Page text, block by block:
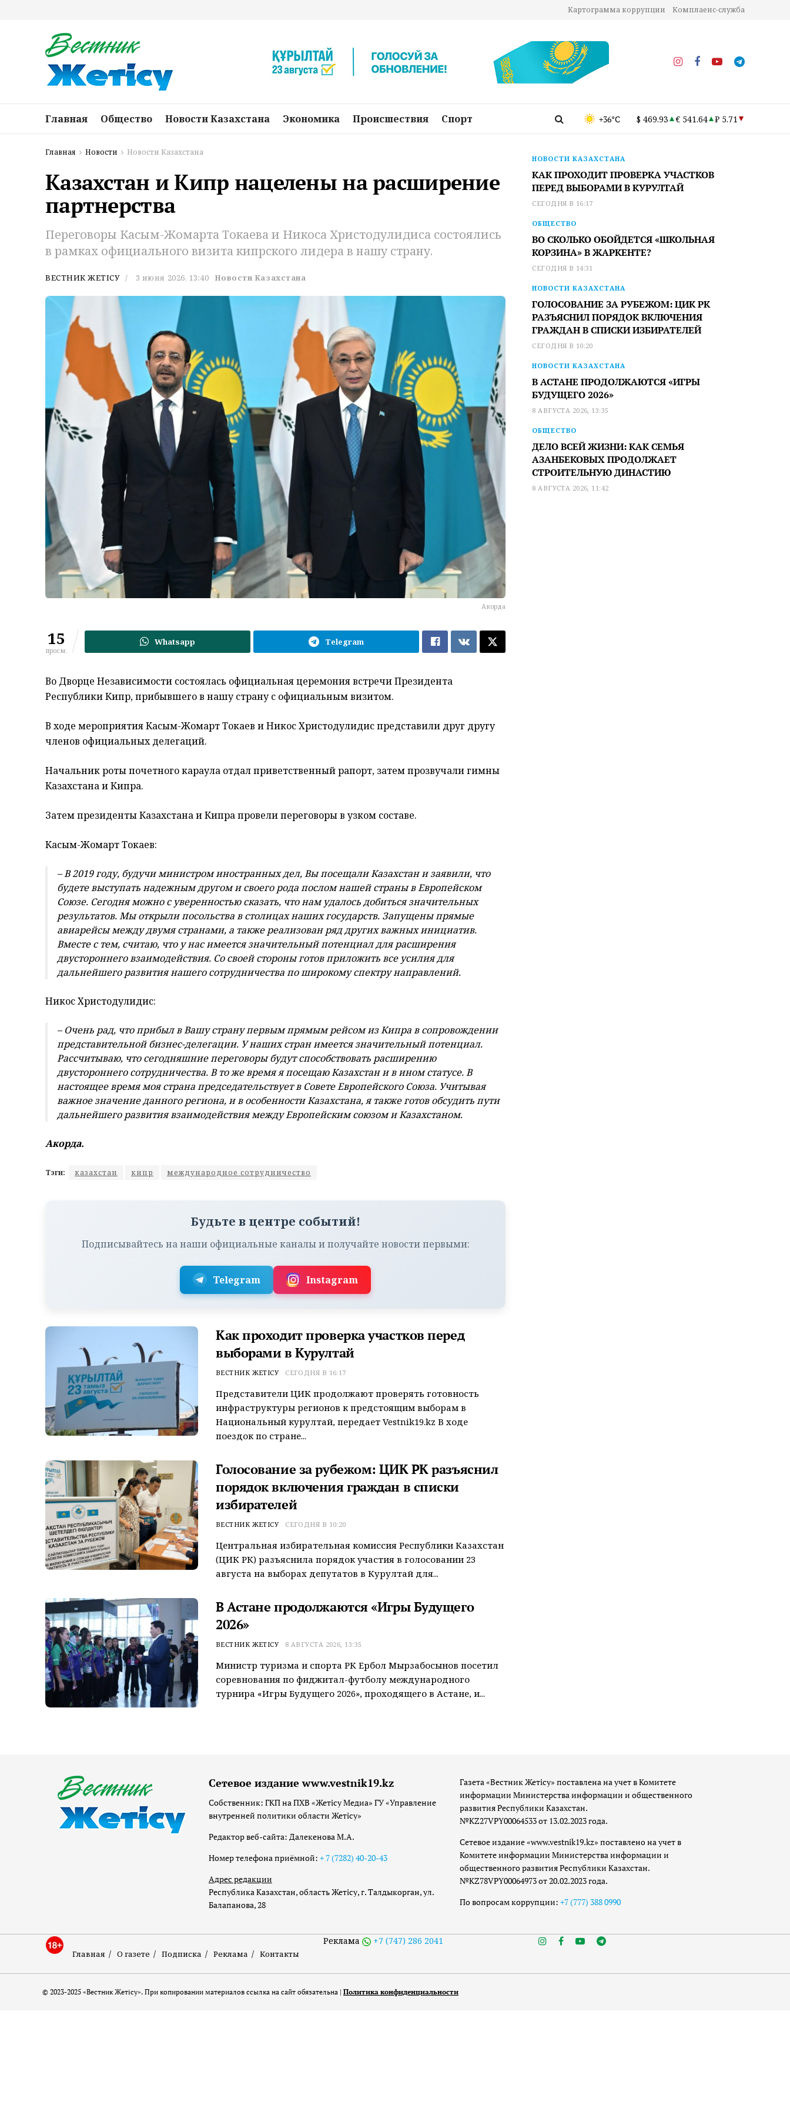
Картограмма коррупции Комплаенс-служба
Главная Общество Новости Казахстана Экономика Происшествия Спорт +36°C $ 469.93 € 541.64 ₽ 5.71
Главная Новости Новости Казахстана
Казахстан и Кипр нацелены на расширение
партнерства
Переговоры Касым-Жомарта Токаева и Никоса Христодулидиса состоялись
в рамках официального визита кипрского лидера в нашу страну.
ВЕСТНИК ЖЕТІСУ 3 июня 2026, 13:40 Новости Казахстана
Акорда
15
просм.
Whatsapp Telegram
Во Дворце Независимости состоялась официальная церемония встречи Президента
Республики Кипр, прибывшего в нашу страну с официальным визитом.
В ходе мероприятия Касым-Жомарт Токаев и Никос Христодулидис представили друг другу
членов официальных делегаций.
Начальник роты почетного караула отдал приветственный рапорт, затем прозвучали гимны
Казахстана и Кипра.
Затем президенты Казахстана и Кипра провели переговоры в узком составе.
Касым-Жомарт Токаев:
– В 2019 году, будучи министром иностранных дел, Вы посещали Казахстан и заявили, что
будете выступать надежным другом и своего рода послом нашей страны в Европейском
Союзе. Сегодня можно с уверенностью сказать, что нам удалось добиться значительных
результатов. Мы открыли посольства в столицах наших государств. Запущены прямые
авиарейсы между двумя странами, а также реализован ряд других важных инициатив.
Вместе с тем, считаю, что у нас имеется значительный потенциал для расширения
двустороннего взаимодействия. Со своей стороны готов приложить все усилия для
дальнейшего развития нашего сотрудничества по широкому спектру направлений.
Никос Христодулидис:
– Очень рад, что прибыл в Вашу страну первым прямым рейсом из Кипра в сопровождении
представительной бизнес-делегации. У наших стран имеется значительный потенциал.
Рассчитываю, что сегодняшние переговоры будут способствовать расширению
двустороннего сотрудничества. В то же время я посещаю Казахстан и в ином статусе. В
настоящее время моя страна председательствует в Совете Европейского Союза. Учитывая
важное значение данного региона, и в особенности Казахстана, я также готов обсудить пути
дальнейшего развития взаимодействия между Европейским союзом и Казахстаном.
Акорда.
Тэги: казахстан кипр международное сотрудничество
Будьте в центре событий!
Подписывайтесь на наши официальные каналы и получайте новости первыми:
Telegram Instagram
Как проходит проверка участков перед
выборами в Курултай
ВЕСТНИК ЖЕТІСУ СЕГОДНЯ В 16:17
Представители ЦИК продолжают проверять готовность
инфраструктуры регионов к предстоящим выборам в
Национальный курултай, передает Vestnik19.kz В ходе
поездок по стране...
Голосование за рубежом: ЦИК РК разъяснил
порядок включения граждан в списки
избирателей
ВЕСТНИК ЖЕТІСУ СЕГОДНЯ В 10:20
Центральная избирательная комиссия Республики Казахстан
(ЦИК РК) разъяснила порядок участия в голосовании 23
августа на выборах депутатов в Курултай для...
В Астане продолжаются «Игры Будущего
2026»
ВЕСТНИК ЖЕТІСУ 8 АВГУСТА 2026, 13:35
Министр туризма и спорта РК Ербол Мырзабосынов посетил
соревнования по фиджитал-футболу международного
турнира «Игры Будущего 2026», проходящего в Астане, и...
НОВОСТИ КАЗАХСТАНА
КАК ПРОХОДИТ ПРОВЕРКА УЧАСТКОВ
ПЕРЕД ВЫБОРАМИ В КУРУЛТАЙ
СЕГОДНЯ В 16:17
ОБЩЕСТВО
ВО СКОЛЬКО ОБОЙДЕТСЯ «ШКОЛЬНАЯ
КОРЗИНА» В ЖАРКЕНТЕ?
СЕГОДНЯ В 14:31
НОВОСТИ КАЗАХСТАНА
ГОЛОСОВАНИЕ ЗА РУБЕЖОМ: ЦИК РК
РАЗЪЯСНИЛ ПОРЯДОК ВКЛЮЧЕНИЯ
ГРАЖДАН В СПИСКИ ИЗБИРАТЕЛЕЙ
СЕГОДНЯ В 10:20
НОВОСТИ КАЗАХСТАНА
В АСТАНЕ ПРОДОЛЖАЮТСЯ «ИГРЫ
БУДУЩЕГО 2026»
8 АВГУСТА 2026, 13:35
ОБЩЕСТВО
ДЕЛО ВСЕЙ ЖИЗНИ: КАК СЕМЬЯ
АЗАНБЕКОВЫХ ПРОДОЛЖАЕТ
СТРОИТЕЛЬНУЮ ДИНАСТИЮ
8 АВГУСТА 2026, 11:42
Сетевое издание www.vestnik19.kz
Собственник: ГКП на ПХВ «Жетісу Медиа» ГУ «Управление
внутренней политики области Жетісу»
Редактор веб-сайта: Далекенова М.А.
Номер телефона приёмной: + 7 (7282) 40-20-43
Адрес редакции
Республика Казахстан, область Жетісу, г. Талдыкорган, ул.
Балапанова, 28
Газета «Вестник Жетісу» поставлена на учет в Комитете
информации Министерства информации и общественного
развития Республики Казахстан.
№KZ27VPY00064533 от 13.02.2023 года.
Сетевое издание «www.vestnik19.kz» поставлено на учет в
Комитете информации Министерства информации и
общественного развития Республики Казахстан.
№KZ78VPY00064973 от 20.02.2023 года.
По вопросам коррупции: +7 (777) 388 0990
Главная О газете Подписка Реклама Контакты
Реклама +7 (747) 286 2041
© 2023-2025 «Вестник Жетісу». При копировании материалов ссылка на сайт обязательна | Политика конфиденциальности